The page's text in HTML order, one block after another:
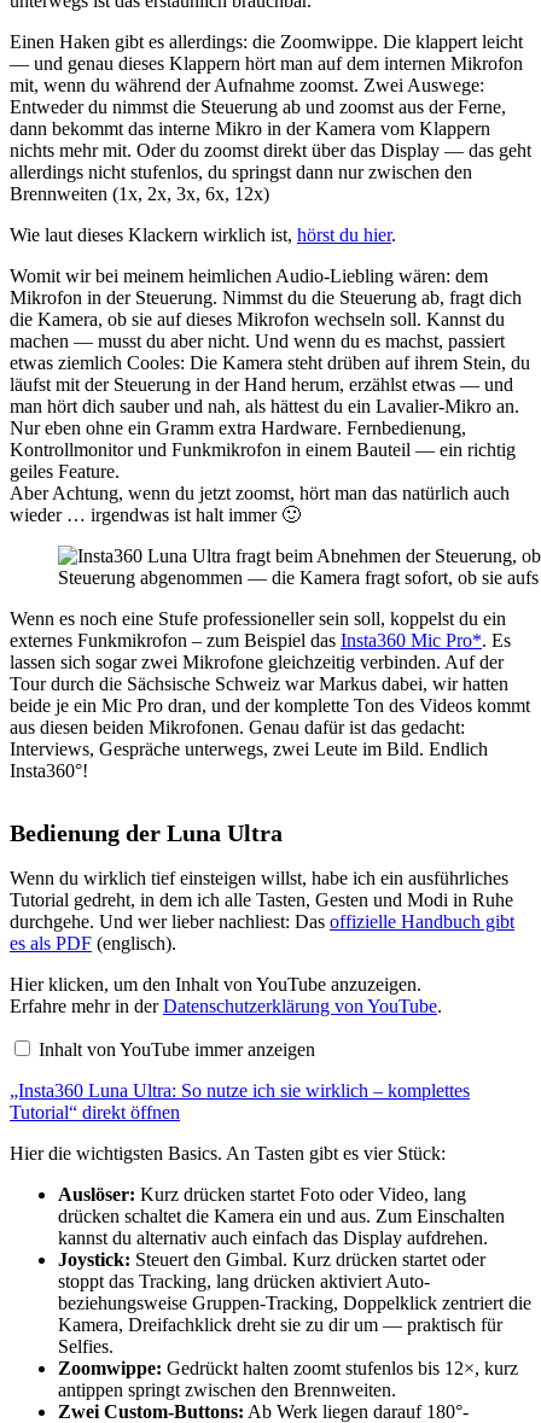
Einen Haken gibt es allerdings: die Zoomwippe. Die klappert leicht
— und genau dieses Klappern hört man auf dem internen Mikrofon
mit, wenn du während der Aufnahme zoomst. Zwei Auswege:
Entweder du nimmst die Steuerung ab und zoomst aus der Ferne,
dann bekommt das interne Mikro in der Kamera vom Klappern
nichts mehr mit. Oder du zoomst direkt über das Display — das geht
allerdings nicht stufenlos, du springst dann nur zwischen den
Brennweiten (1x, 2x, 3x, 6x, 12x)
Wie laut dieses Klackern wirklich ist, hörst du hier.
Womit wir bei meinem heimlichen Audio-Liebling wären: dem
Mikrofon in der Steuerung. Nimmst du die Steuerung ab, fragt dich
die Kamera, ob sie auf dieses Mikrofon wechseln soll. Kannst du
machen — musst du aber nicht. Und wenn du es machst, passiert
etwas ziemlich Cooles: Die Kamera steht drüben auf ihrem Stein, du
läufst mit der Steuerung in der Hand herum, erzählst etwas — und
man hört dich sauber und nah, als hättest du ein Lavalier-Mikro an.
Nur eben ohne ein Gramm extra Hardware. Fernbedienung,
Kontrollmonitor und Funkmikrofon in einem Bauteil — ein richtig
geiles Feature.
Aber Achtung, wenn du jetzt zoomst, hört man das natürlich auch
wieder … irgendwas ist halt immer 🙂
Steuerung abgenommen — die Kamera fragt sofort, ob sie
Wenn es noch eine Stufe professioneller sein soll, koppelst du ein
externes Funkmikrofon – zum Beispiel das Insta360 Mic Pro*. Es
lassen sich sogar zwei Mikrofone gleichzeitig verbinden. Auf der
Tour durch die Sächsische Schweiz war Markus dabei, wir hatten
beide je ein Mic Pro dran, und der komplette Ton des Videos kommt
aus diesen beiden Mikrofonen. Genau dafür ist das gedacht:
Interviews, Gespräche unterwegs, zwei Leute im Bild. Endlich
Insta360°!
Bedienung der Luna Ultra
Wenn du wirklich tief einsteigen willst, habe ich ein ausführliches
Tutorial gedreht, in dem ich alle Tasten, Gesten und Modi in Ruhe
durchgehe. Und wer lieber nachliest: Das offizielle Handbuch gibt
es als PDF (englisch).
„Insta360
Luna
Ultra:
nutze
sie
wirklich
–
komplettes
Tutorial“
YouTube
anzeigen
Hier klicken, um den Inhalt von YouTube anzuzeigen.
Erfahre mehr in derDatenschutzerklärung von YouTube.
Inhalt von YouTube immer anzeigen
„Insta360 Luna Ultra: So nutze ich sie wirklich – komplettes
Tutorial“ direkt öffnen
Hier die wichtigsten Basics. An Tasten gibt es vier Stück:
Auslöser: Kurz drücken startet Foto oder Video, lang
drücken schaltet die Kamera ein und aus. Zum Einschalten
kannst du alternativ auch einfach das Display aufdrehen.
Joystick: Steuert den Gimbal. Kurz drücken startet oder
stoppt das Tracking, lang drücken aktiviert Auto-
beziehungsweise Gruppen-Tracking, Doppelklick zentriert die
Kamera, Dreifachklick dreht sie zu dir um — praktisch für
Selfies.
Zoomwippe: Gedrückt halten zoomt stufenlos bis 12×, kurz
antippen springt zwischen den Brennweiten.
Zwei Custom-Buttons: Ab Werk liegen darauf 180°-